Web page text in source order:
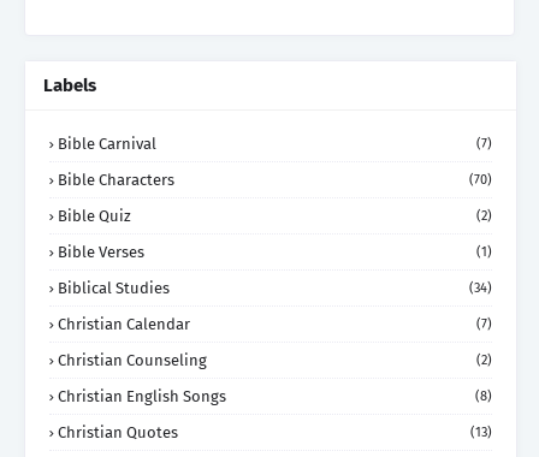
Labels
Bible Carnival (7)
Bible Characters (70)
Bible Quiz (2)
Bible Verses (1)
Biblical Studies (34)
Christian Calendar (7)
Christian Counseling (2)
Christian English Songs (8)
Christian Quotes (13)